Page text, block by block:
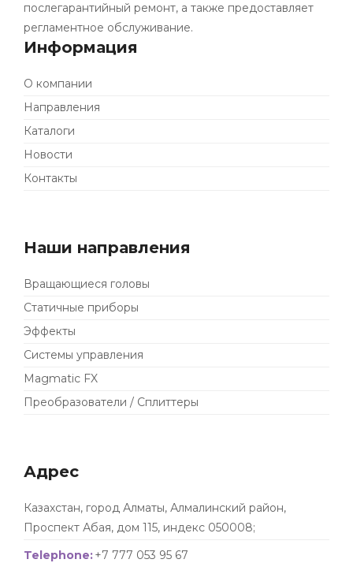
послегарантийный ремонт, а также предоставляет
регламентное обслуживание.
Информация
О компании
Направления
Каталоги
Новости
Контакты
Наши направления
Вращающиеся головы
Статичные приборы
Эффекты
Системы управления
Magmatic FX
Преобразователи / Сплиттеры
Адрес
Казахстан, город Алматы, Алмалинский район,
Проспект Абая, дом 115, индекс 050008;
Telephone:+7 777 053 95 67